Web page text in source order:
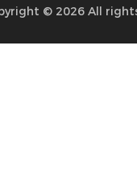
© 2026 All